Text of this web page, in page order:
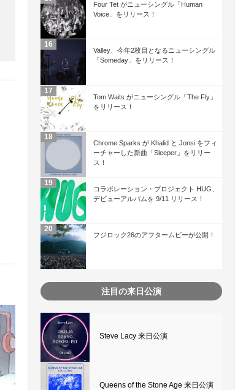
Four Tet がニューシングル「Human
Voice」をリリース！
Valley、今年2枚目となるニューシングル
「Someday」をリリース！
Tom Waits がニューシングル「The Fly」
をリリース！
Chrome Sparks が Khalid と Jonsi をフィ
ーチャーした新曲「Sleeper」をリリー
ス！
コラボレーション・プロジェクト HUG、
デビューアルバムを 9/11 リリース！
フジロック26のアフタームビーが公開！
注目の来日公演
Steve Lacy 来日公演
Queens of the Stone Age 来日公演